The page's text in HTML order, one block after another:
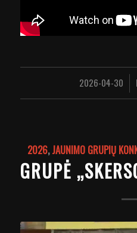
2026-04-30
/
2026,JAUNIMO GRUPIŲ
GRUPĖ